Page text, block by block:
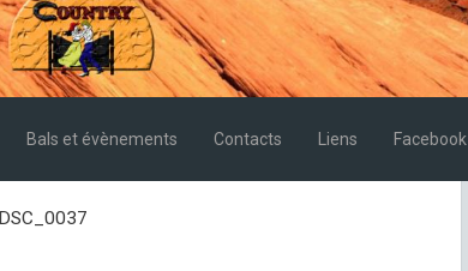
Bals et évènements Contacts Liens Facebook
DSC_0037